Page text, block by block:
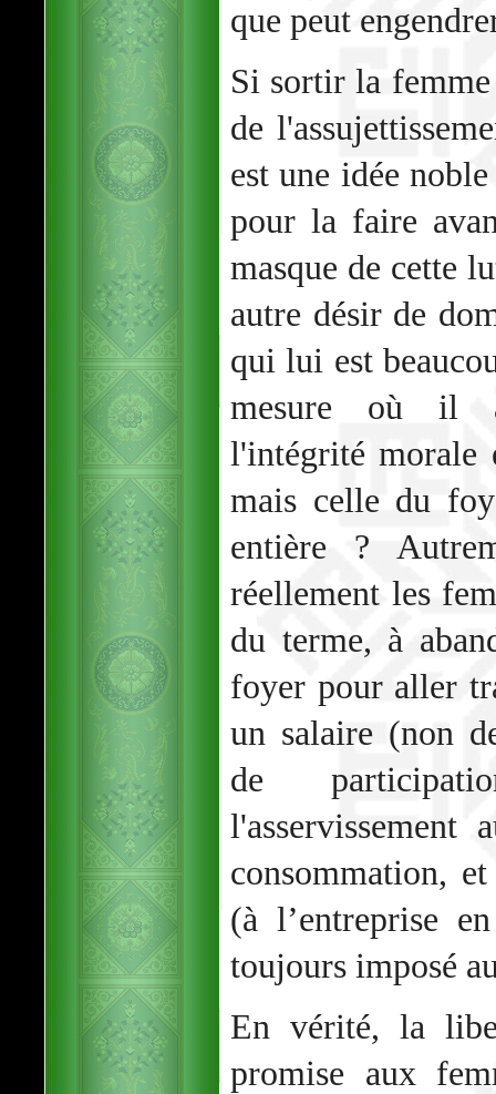
que peut
Si sortir la
de
est une idée
pour la faire
masque de cette
autre désir de
qui lui est
mesure où il
l'intégrité morale
mais celle du
entière ?
réellement les
du terme, à
foyer pour aller
un salaire (non
de
consommation,
(à l’entreprise
toujours imposé
En vérité, la
promise aux